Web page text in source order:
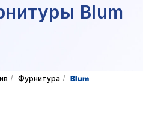
Blum
/ Фурнитура / Blum